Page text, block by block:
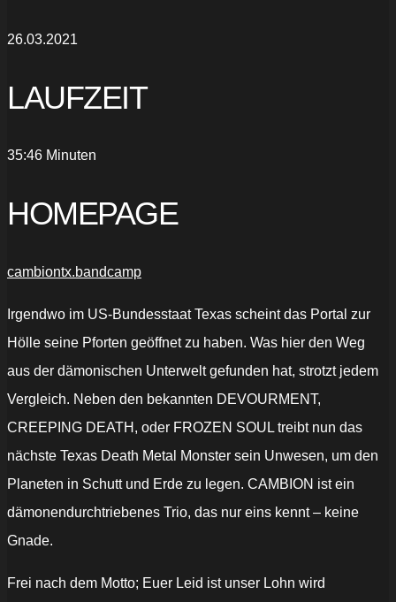
26.03.2021
LAUFZEIT
35:46 Minuten
HOMEPAGE
cambiontx.bandcamp
Irgendwo im US-Bundesstaat Texas scheint das Portal zur
Hölle seine Pforten geöffnet zu haben. Was hier den Weg
aus der dämonischen Unterwelt gefunden hat, strotzt jedem
Vergleich. Neben den bekannten DEVOURMENT,
CREEPING DEATH, oder FROZEN SOUL treibt nun das
nächste Texas Death Metal Monster sein Unwesen, um den
Planeten in Schutt und Erde zu legen. CAMBION ist ein
dämonendurchtriebenes Trio, das nur eins kennt – keine
Gnade.
Frei nach dem Motto; Euer Leid ist unser Lohn wird